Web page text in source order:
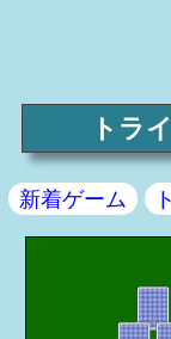
トラ
新着ゲーム